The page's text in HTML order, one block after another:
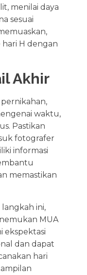
menilai daya
sesuai
H dengan
Akhir
waktu,
Pastikan
fotografer
informasi
memastikan
ini,
MUA
ekspektasi
dan dapat
hari